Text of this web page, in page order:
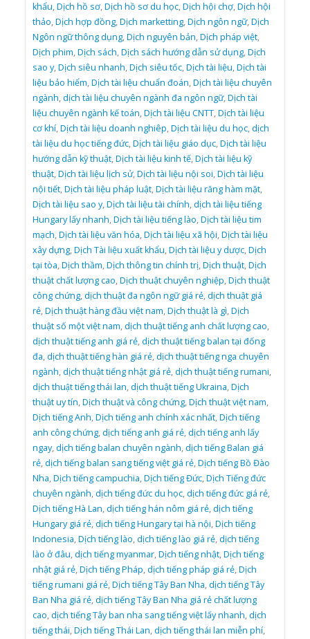
khẩu,Dịch hồ sơ,Dịch hồ sơ du học,Dịch hội chợ,Dịch hội
thảo,Dịch hợp đồng,Dịch marketting,Dịch ngôn ngữ,Dịch
Ngôn ngữ thông dụng,Dịch nguyên bản,Dịch pháp việt,
Dịch phim,Dịch sách,Dịch sách hướng dẫn sử dụng,Dịch
sao y,Dịch siêu nhanh,Dịch siêu tốc,Dịch tài liệu,Dịch tài
liệu bảo hiểm,Dịch tài liệu chuẩn đoán,Dịch tài liệu chuyên
ngành,dịch tài liệu chuyên ngành đa ngôn ngữ,Dịch tài
liệu chuyên ngành kế toán,Dịch tài liệu CNTT,Dịch tài liệu
cơ khí,Dịch tài liệu doanh nghiêp,Dịch tài liệu du học,dịch
tài liệu du học tiếng đức,Dịch tài liệu giáo dục,Dịch tài liệu
hướng dẫn kỹ thuật,Dịch tài liệu kinh tế,Dịch tài liệu kỹ
thuật,Dịch tài liệu lịch sử,Dịch tài liệu nội soi,Dịch tài liệu
nội tiết,Dịch tài liệu pháp luật,Dịch tài liệu răng hàm mặt,
Dịch tài liệu sao y,Dịch tài liệu tài chính,dịch tài liệu tiếng
Hungary lấy nhanh,Dịch tài liệu tiếng lào,Dịch tài liệu tim
mạch,Dịch tài liệu văn hóa,Dịch tài liệu xã hội,Dịch tài liệu
xây dựng,Dịch Tài liệu xuất khẩu,Dịch tài liệu y dược,Dịch
tại tòa,Dịch thầm,Dịch thông tin chính trị,Dịch thuật,Dịch
thuật chất lượng cao,Dịch thuật chuyên nghiệp,Dịch thuật
công chứng,dịch thuật đa ngôn ngữ giá rẻ,dịch thuật giá
rẻ,Dịch thuật hàng đầu việt nam,Dịch thuật là gì,Dịch
thuật số một việt nam,dịch thuật tiếng anh chất lượng cao,
dịch thuật tiếng anh giá rẻ,dịch thuật tiếng balan tại đống
đa,dịch thuật tiếng hàn giá rẻ,dịch thuật tiếng nga chuyên
ngành,dịch thuật tiếng nhật giá rẻ,dịch thuật tiếng rumani,
dịch thuật tiếng thái lan,dịch thuật tiếng Ukraina,Dịch
thuật uy tín,Dịch thuật và công chứng,Dịch thuật việt nam,
Dịch tiếng Anh,Dịch tiếng anh chính xác nhất,Dịch tiếng
anh công chứng,dịch tiếng anh giá rẻ,dịch tiếng anh lấy
ngay,dịch tiếng balan chuyên ngành,dịch tiếng Balan giá
rẻ,dịch tiếng balan sang tiếng việt giá rẻ,Dịch tiếng Bồ Đào
Nha,Dịch tiếng campuchia,Dịch tiếng Đức,Dịch Tiếng đức
chuyên ngành,dịch tiếng đức du học,dịch tiếng đức giá rẻ,
Dịch tiếng Hà Lan,dịch tiếng hán nôm giá rẻ,dịch tiếng
Hungary giá rẻ,dịch tiếng Hungary tại hà nội,Dịch tiếng
Indonesia,Dịch tiếng lào,dịch tiếng lào giá rẻ,dịch tiếng
lào ở đâu,dịch tiếng myanmar,Dịch tiếng nhật,Dịch tiếng
nhật giá rẻ,Dịch tiếng Pháp,dịch tiếng pháp giá rẻ,Dịch
tiếng rumani giá rẻ,Dịch tiếng Tây Ban Nha,dịch tiếng Tây
Ban Nha giá rẻ,dịch tiếng Tây Ban Nha giá rẻ chất lượng
cao,dịch tiếng Tây ban nha sang tiếng việt lấy nhanh,dịch
tiếng thái,Dịch tiếng Thái Lan,dịch tiếng thái lan miễn phí,